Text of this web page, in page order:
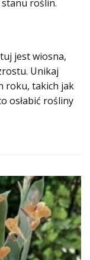
roślin.
jest wiosna,
Unikaj
roku, takich jak
osłabić rośliny